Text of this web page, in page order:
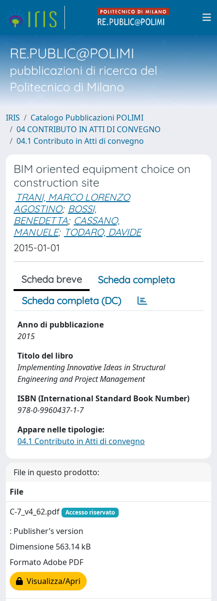
RE.PUBLIC@POLIMI
pubblicazioni di ricerca del
Politecnico di Milano
IRIS
Catalogo Pubblicazioni POLIMI
04 CONTRIBUTO IN ATTI DI CONVEGNO
04.1 Contributo in Atti di convegno
BIM oriented equipment choice on
construction site
TRANI, MARCO LORENZO
AGOSTINO; BOSSI,
BENEDETTA; CASSANO,
MANUELE; TODARO, DAVIDE
2015-01-01
Scheda breve
Scheda completa
Scheda completa (DC)
Anno di pubblicazione
2015
Titolo del libro
Implementing Innovative Ideas in Structural
Engineering and Project Management
ISBN (International Standard Book Number)
978-0-9960437-1-7
Appare nelle tipologie:
04.1 Contributo in Atti di convegno
File in questo prodotto:
File
C-7_v4_62.pdf
Accesso riservato
: Publisher’s version
Dimensione 563.14 kB
Formato Adobe PDF
Visualizza/Apri